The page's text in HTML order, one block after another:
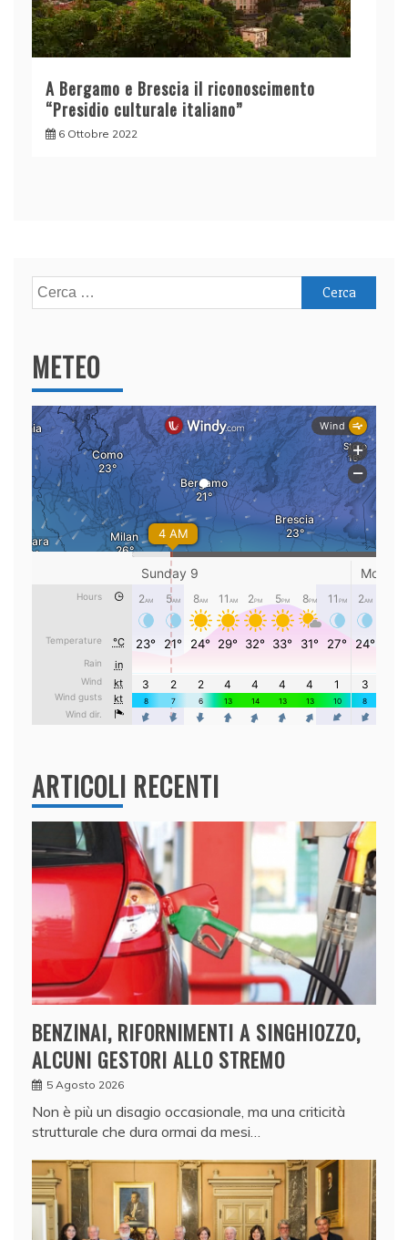
A Bergamo e Brescia il riconoscimento
“Presidio culturale italiano”
6 Ottobre 2022
Ricerca
per:
METEO
ARTICOLI RECENTI
BENZINAI, RIFORNIMENTI A SINGHIOZZO,
ALCUNI GESTORI ALLO STREMO
5 Agosto 2026
Non è più un disagio occasionale, ma una criticità
strutturale che dura ormai da mesi…